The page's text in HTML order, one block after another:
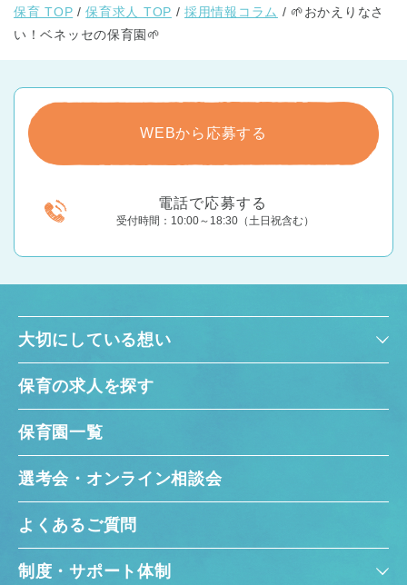
保育 TOP 保育求人 TOP 採用情報コラム
🌱おかえりなさ
い！ベネッセの保育園🌱
WEBから応募する
電話で応募する
受付時間：10:00～18:30（土日祝含む）
大切にしている想い
保育の求人を探す
保育園一覧
選考会・オンライン相談会
よくあるご質問
制度・サポート体制